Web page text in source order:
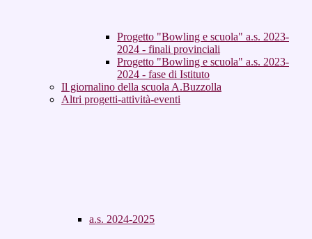
Progetto "Bowling e scuola" a.s. 2023-
2024 - finali provinciali
Progetto "Bowling e scuola" a.s. 2023-
2024 - fase di Istituto
Il giornalino della scuola A.Buzzolla
Altri progetti-attività-eventi
a.s. 2024-2025